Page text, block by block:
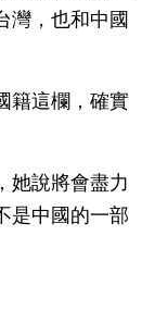
灣，也和中國
籍這欄，確實
她說將會盡力
是中國的一部